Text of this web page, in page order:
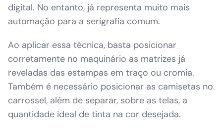
digital. No entanto, já representa muito mais
automação para a serigrafia comum.
Ao aplicar essa técnica, basta posicionar
corretamente no maquinário as matrizes já
reveladas das estampas em traço ou cromia.
Também é necessário posicionar as camisetas no
carrossel, além de separar, sobre as telas, a
quantidade ideal de tinta na cor desejada.